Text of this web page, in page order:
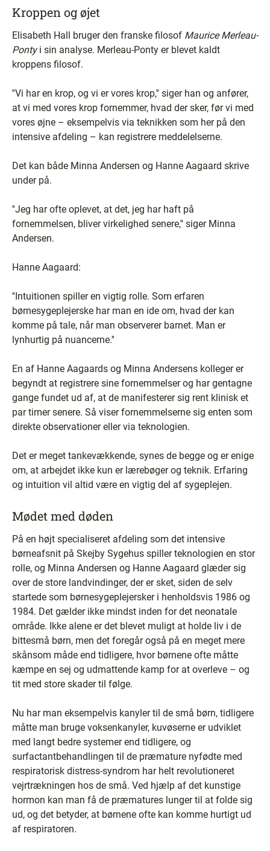
Kroppen og øjet
Elisabeth Hall bruger den franske filosof Maurice Merleau-
Pontyi sin analyse. Merleau-Ponty er blevet kaldt
kroppens filosof.
''Vi har en krop, og vi er vores krop,'' siger han og anfører,
at vi med vores krop fornemmer, hvad der sker, før vi med
vores øjne – eksempelvis via teknikken som her på den
intensive afdeling – kan registrere meddelelserne.
Det kan både Minna Andersen og Hanne Aagaard skrive
under på.
''Jeg har ofte oplevet, at det, jeg har haft på
fornemmelsen, bliver virkelighed senere,'' siger Minna
Andersen.
Hanne Aagaard:
''Intuitionen spiller en vigtig rolle. Som erfaren
børnesygeplejerske har man en ide om, hvad der kan
komme på tale, når man observerer barnet. Man er
lynhurtig på nuancerne.''
En af Hanne Aagaards og Minna Andersens kolleger er
begyndt at registrere sine fornemmelser og har gentagne
gange fundet ud af, at de manifesterer sig rent klinisk et
par timer senere. Så viser fornemmelserne sig enten som
direkte observationer eller via teknologien.
Det er meget tankevækkende, synes de begge og er enige
om, at arbejdet ikke kun er lærebøger og teknik. Erfaring
og intuition vil altid være en vigtig del af sygeplejen.
Mødet med døden
På en højt specialiseret afdeling som det intensive
børneafsnit på Skejby Sygehus spiller teknologien en stor
rolle, og Minna Andersen og Hanne Aagaard glæder sig
over de store landvindinger, der er sket, siden de selv
startede som børnesygeplejersker i henholdsvis 1986 og
1984. Det gælder ikke mindst inden for det neonatale
område. Ikke alene er det blevet muligt at holde liv i de
bittesmå børn, men det foregår også på en meget mere
skånsom måde end tidligere, hvor børnene ofte måtte
kæmpe en sej og udmattende kamp for at overleve – og
tit med store skader til følge.
Nu har man eksempelvis kanyler til de små børn, tidligere
måtte man bruge voksenkanyler, kuvøserne er udviklet
med langt bedre systemer end tidligere, og
surfactantbehandlingen til de præmature nyfødte med
respiratorisk distress-syndrom har helt revolutioneret
vejrtrækningen hos de små. Ved hjælp af det kunstige
hormon kan man få de præmatures lunger til at folde sig
ud, og det betyder, at børnene ofte kan komme hurtigt ud
af respiratoren.